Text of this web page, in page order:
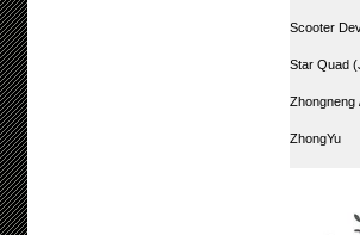
Scooter
Star Quad
Zhongneng
ZhongYu